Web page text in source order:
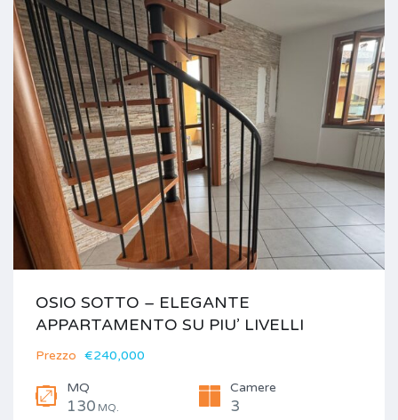
OSIO SOTTO – ELEGANTE
APPARTAMENTO SU PIU’ LIVELLI
Prezzo €240,000
MQ
130 MQ.
Camere
3